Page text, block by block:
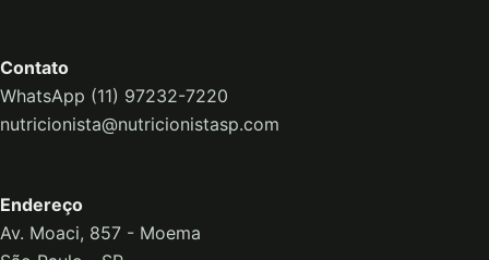
Contato
WhatsApp (11) 97232-7220
nutricionista@nutricionistasp.com
Endereço
Av. Moaci, 857 - Moema